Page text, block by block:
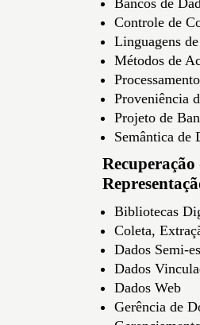
Bancos de
Controle de
Linguagens
Métodos de
Proveniência
Projeto de
Semântica de
Bibliotecas
Coleta,
Dados Semi-
Dados
Dados Web
Gerência de